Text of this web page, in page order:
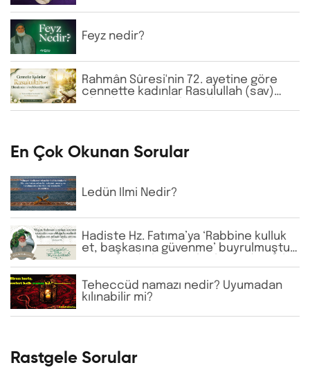
ve Fâtiha okunmaktadır?
Feyz nedir?
Rahmân Sûresi'nin 72. ayetine göre
cennette kadınlar Rasulullah (sav)
En Çok Okunan Sorular
Ledün İlmi Nedir?
Hadiste Hz. Fatıma’ya ‘Rabbine kulluk
et, başkasına güvenme’ buyrulmuştur.
etmektedir. Bu anlayış doğru mudur?
Teheccüd namazı nedir? Uyumadan
kılınabilir mi?
Rastgele Sorular